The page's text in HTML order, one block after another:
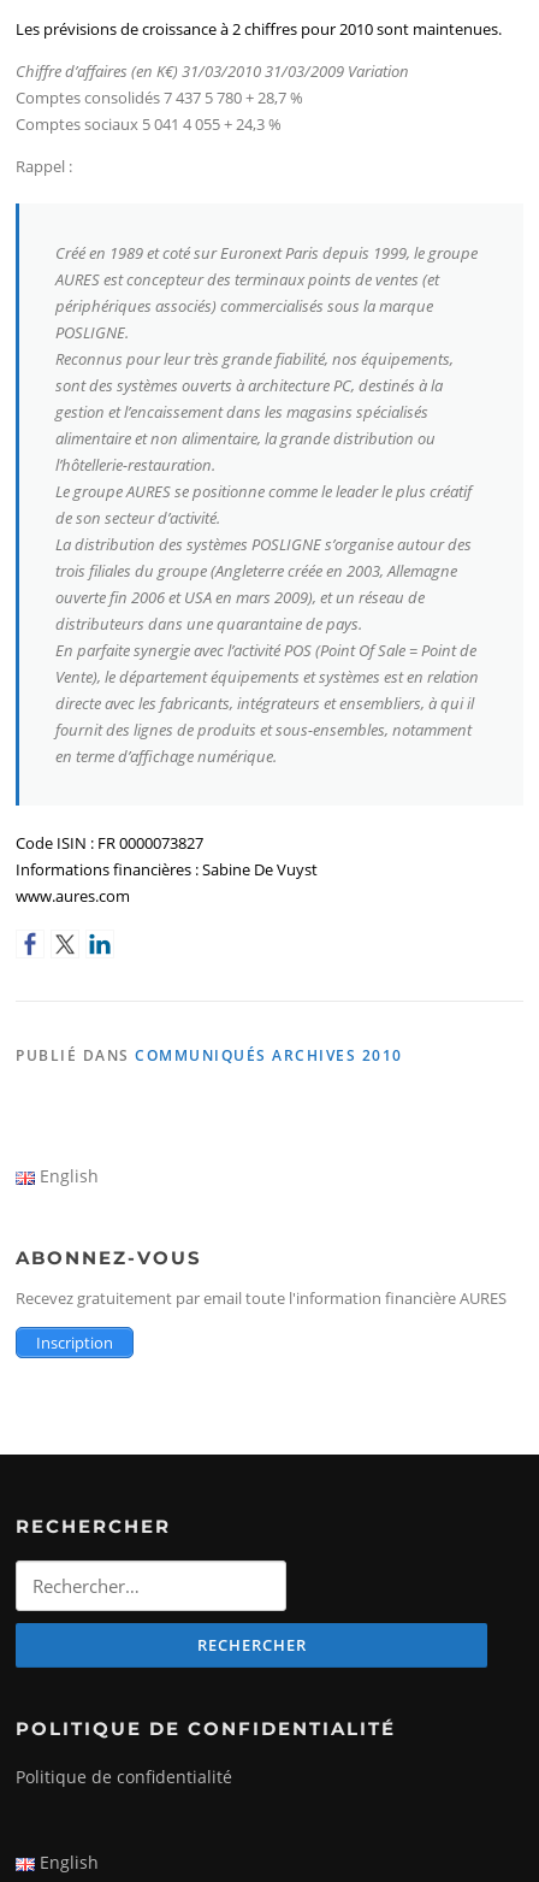
Les prévisions de croissance à 2 chiffres pour 2010 sont maintenues.
Chiffre d’affaires (en K€) 31/03/2010 31/03/2009 Variation
Comptes consolidés 7 437 5 780 + 28,7 %
Comptes sociaux 5 041 4 055 + 24,3 %
Rappel :
Créé en 1989 et coté sur Euronext Paris depuis 1999, le groupe
AURES est concepteur des terminaux points de ventes (et
périphériques associés) commercialisés sous la marque
POSLIGNE.
Reconnus pour leur très grande fiabilité, nos équipements,
sont des systèmes ouverts à architecture PC, destinés à la
gestion et l’encaissement dans les magasins spécialisés
alimentaire et non alimentaire, la grande distribution ou
l’hôtellerie-restauration.
Le groupe AURES se positionne comme le leader le plus créatif
de son secteur d’activité.
La distribution des systèmes POSLIGNE s’organise autour des
trois filiales du groupe (Angleterre créée en 2003, Allemagne
ouverte fin 2006 et USA en mars 2009), et un réseau de
distributeurs dans une quarantaine de pays.
En parfaite synergie avec l’activité POS (Point Of Sale = Point de
Vente), le département équipements et systèmes est en relation
directe avec les fabricants, intégrateurs et ensembliers, à qui il
fournit des lignes de produits et sous-ensembles, notamment
en terme d’affichage numérique.
Code ISIN : FR 0000073827
Informations financières : Sabine De Vuyst
www.aures.com
PUBLIÉ DANSCOMMUNIQUÉS ARCHIVES 2010
English
ABONNEZ-VOUS
Recevez gratuitement par email toute l'information financière AURES
Inscription
RECHERCHER
Rechercher
POLITIQUE DE CONFIDENTIALITÉ
Politique de confidentialité
English